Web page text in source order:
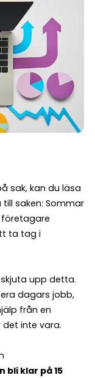
sak, kan du läsa
till saken: Sommar
företagare
ta tag i
upp detta.
dagars jobb,
från en
det inte vara.
klar på 15